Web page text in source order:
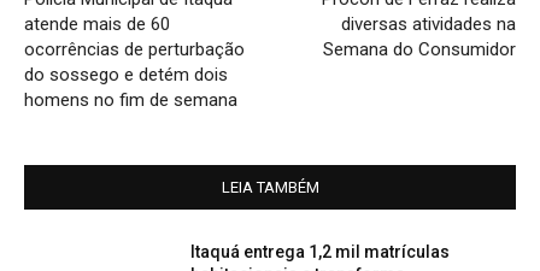
atende mais de 60
ocorrências de perturbação
do sossego e detém dois
homens no fim de semana
diversas atividades na
Semana do Consumidor
LEIA TAMBÉM
Itaquá entrega 1,2 mil matrículas